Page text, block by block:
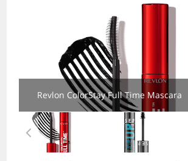
Revlon ColorStay Full Time Mascara